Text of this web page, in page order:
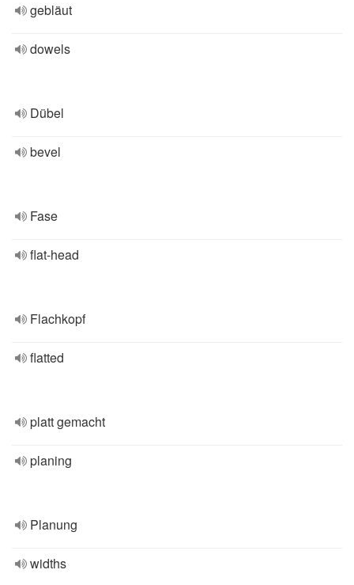
gebläut
dowels
Dübel
bevel
Fase
flat-head
Flachkopf
flatted
platt gemacht
planing
Planung
widths